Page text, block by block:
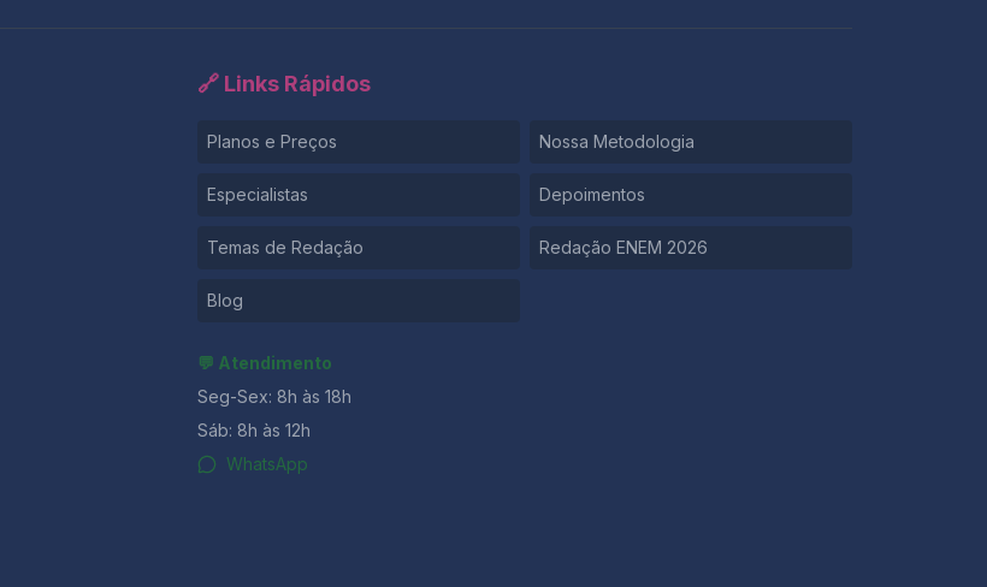
🔗 Links Rápidos
Planos e Preços Nossa Metodologia
Especialistas Depoimentos
Temas de Redação Redação ENEM 2026
Blog
💬 Atendimento
Seg-Sex: 8h às 18h
Sáb: 8h às 12h
WhatsApp